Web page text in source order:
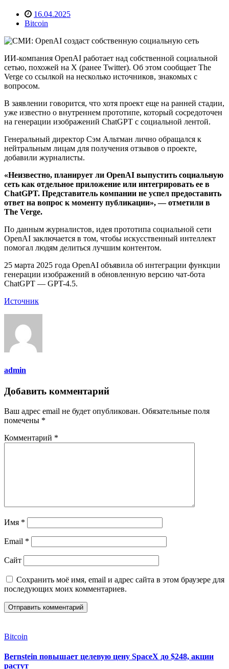
16.04.2025
Bitcoin
ИИ-компания OpenAI работает над собственной социальной
сетью, похожей на X (ранее Twitter). Об этом сообщает The
Verge со ссылкой на несколько источников, знакомых с
вопросом.
В заявлении говорится, что хотя проект еще на ранней стадии,
уже известно о внутреннем прототипе, который сосредоточен
на генерации изображений ChatGPT с социальной лентой.
Генеральный директор Сэм Альтман лично обращался к
нейтральным лицам для получения отзывов о проекте,
добавили журналисты.
«Неизвестно, планирует ли OpenAI выпустить социальную
сеть как отдельное приложение или интегрировать ее в
ChatGPT. Представитель компании не успел предоставить
ответ на вопрос к моменту публикации», — отметили в
The Verge.
По данным журналистов, идея прототипа социальной сети
OpenAI заключается в том, чтобы искусственный интеллект
помогал людям делиться лучшим контентом.
25 марта 2025 года OpenAI объявила об интеграции функции
генерации изображений в обновленную версию чат-бота
ChatGPT — GPT-4.5.
Источник
admin
Добавить комментарий
Ваш адрес email не будет опубликован. Обязательные поля
помечены *
Комментарий *
Имя *
Email *
Сайт
Сохранить моё имя, email и адрес сайта в этом браузере для
последующих моих комментариев.
Bitcoin
Bernstein повышает целевую цену SpaceX до $248, акции
растут